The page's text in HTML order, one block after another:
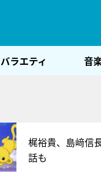
バラエティ 音
梶裕貴、島﨑信
話も